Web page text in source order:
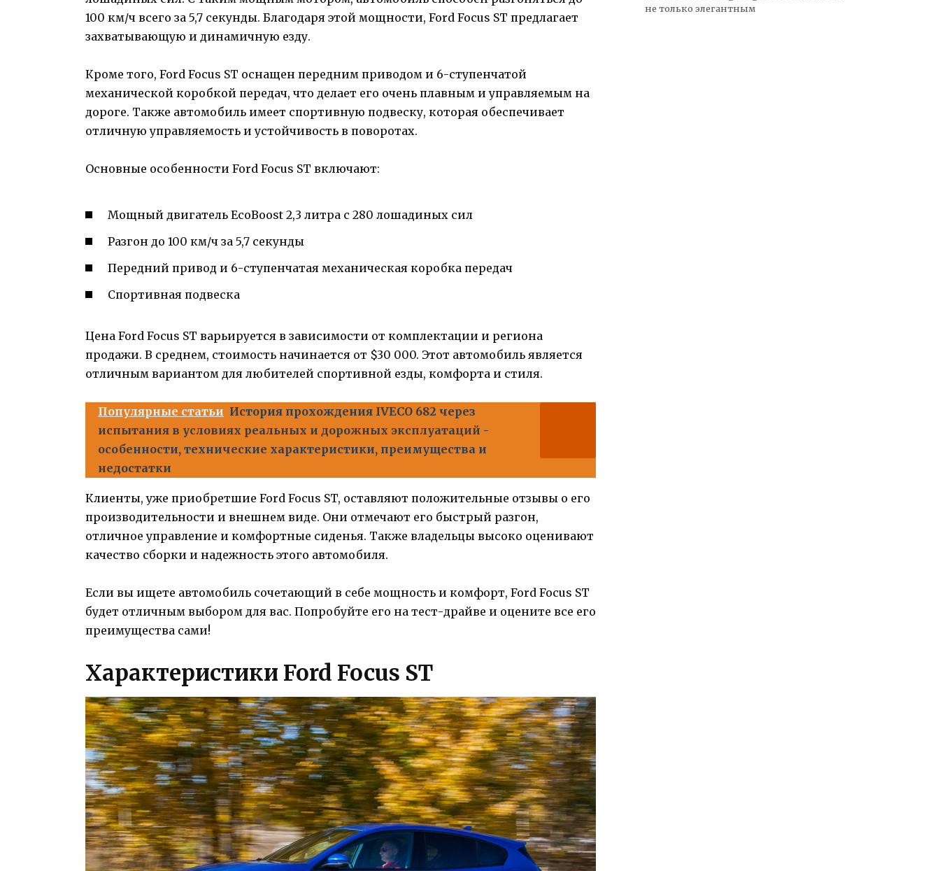
100 км/ч всего за 5,7 секунды. Благодаря этой мощности, Ford Focus ST предлагает
захватывающую и динамичную езду.
Кроме того, Ford Focus ST оснащен передним приводом и 6-ступенчатой
механической коробкой передач, что делает его очень плавным и управляемым на
дороге. Также автомобиль имеет спортивную подвеску, которая обеспечивает
отличную управляемость и устойчивость в поворотах.
Основные особенности Ford Focus ST включают:
Мощный двигатель EcoBoost 2,3 литра с 280 лошадиных сил
Разгон до 100 км/ч за 5,7 секунды
Передний привод и 6-ступенчатая механическая коробка передач
Спортивная подвеска
Цена Ford Focus ST варьируется в зависимости от комплектации и региона
продажи. В среднем, стоимость начинается от $30 000. Этот автомобиль является
отличным вариантом для любителей спортивной езды, комфорта и стиля.
Популярные статьи История прохождения IVECO 682 через
испытания в условиях реальных и дорожных эксплуатаций -
особенности, технические характеристики, преимущества и
недостатки
Клиенты, уже приобретшие Ford Focus ST, оставляют положительные отзывы о его
производительности и внешнем виде. Они отмечают его быстрый разгон,
отличное управление и комфортные сиденья. Также владельцы высоко оценивают
качество сборки и надежность этого автомобиля.
Если вы ищете автомобиль сочетающий в себе мощность и комфорт, Ford Focus ST
будет отличным выбором для вас. Попробуйте его на тест-драйве и оцените все его
преимущества сами!
Характеристики Ford Focus ST
не только элегантным